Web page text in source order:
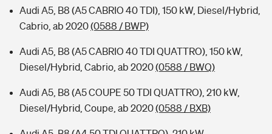
Audi A5, B8 (A5 CABRIO 40 TDI), 150 kW, Diesel/Hybrid,
Cabrio, ab 2020(0588 / BWP)
Audi A5, B8 (A5 CABRIO 40 TDI QUATTRO), 150 kW,
Diesel/Hybrid, Cabrio, ab 2020(0588 / BWQ)
Audi A5, B8 (A5 COUPE 50 TDI QUATTRO), 210 kW,
Diesel/Hybrid, Coupe, ab 2020(0588 / BXB)